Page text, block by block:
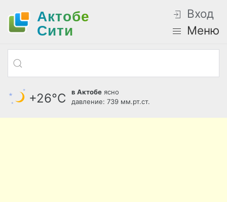
Актобе
Cити
Вход
Меню
+26°С в Актобе ясно
давление: 739 мм.рт.ст.